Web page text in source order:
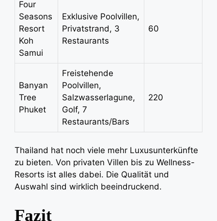
Four
Seasons
Resort
Koh
Samui
Exklusive Poolvillen,
Privatstrand, 3
Restaurants
60
Banyan
Tree
Phuket
Freistehende
Poolvillen,
Salzwasserlagune,
Golf, 7
Restaurants/Bars
220
Thailand hat noch viele mehr Luxusunterkünfte
zu bieten. Von privaten Villen bis zu Wellness-
Resorts ist alles dabei. Die Qualität und
Auswahl sind wirklich beeindruckend.
Fazit